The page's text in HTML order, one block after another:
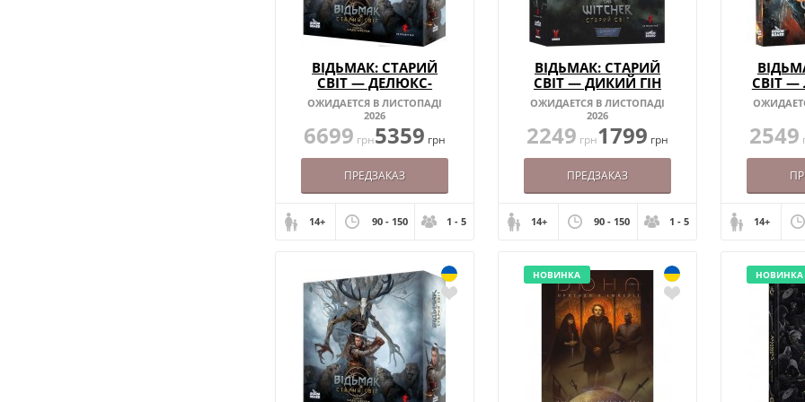
ВІДЬМАК: СТАРИЙ
СВІТ — ДЕЛЮКС-
ВИДАННЯ (УКР.)
ОЖИДАЕТСЯ В ЛИСТОПАДІ
2026
6699 грн5359 грн
ПРЕДЗАКАЗ
14+ 90 - 150 1 - 5
ВІДЬМАК: СТАРИЙ
СВІТ — ДИКИЙ ГІН
ОЖИДАЕТСЯ В ЛИСТОПАДІ
2026
2249 грн1799 грн
ПРЕДЗАКАЗ
14+ 90 - 150 1 - 5
СВІТ —
2549
14+
НОВИНКА НОВИНКА